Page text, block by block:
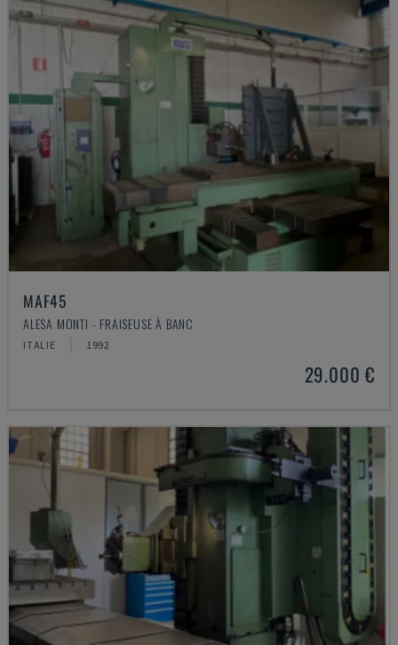
MAF45
ALESA MONTI - FRAISEUSE À BANC
ITALIE 1992
29.000 €